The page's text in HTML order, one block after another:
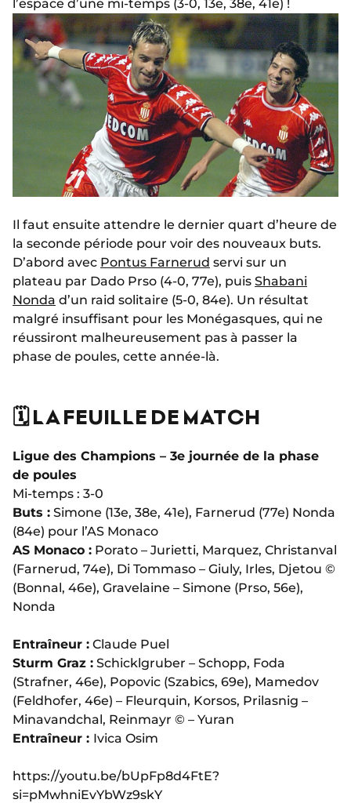
l’espace d’une mi-temps (3-0, 13e, 38e, 41e) !
Il faut ensuite attendre le dernier quart d’heure de
la seconde période pour voir des nouveaux buts.
D’abord avec Pontus Farnerud servi sur un
plateau par Dado Prso (4-0, 77e), puis Shabani
Nonda d’un raid solitaire (5-0, 84e). Un résultat
malgré insuffisant pour les Monégasques, qui ne
réussiront malheureusement pas à passer la
phase de poules, cette année-là.
🗓️ LA FEUILLE DE MATCH
Ligue des Champions – 3e journée de la phase
de poules
Mi-temps : 3-0
Buts : Simone (13e, 38e, 41e), Farnerud (77e) Nonda
(84e) pour l’AS Monaco
AS Monaco : Porato – Jurietti, Marquez, Christanval
(Farnerud, 74e), Di Tommaso – Giuly, Irles, Djetou ©
(Bonnal, 46e), Gravelaine – Simone (Prso, 56e),
Nonda
Entraîneur : Claude Puel
Sturm Graz : Schicklgruber – Schopp, Foda
(Strafner, 46e), Popovic (Szabics, 69e), Mamedov
(Feldhofer, 46e) – Fleurquin, Korsos, Prilasnig –
Minavandchal, Reinmayr © – Yuran
Entraîneur : Ivica Osim
https://youtu.be/bUpFp8d4FtE?
si=pMwhniEvYbWz9skY